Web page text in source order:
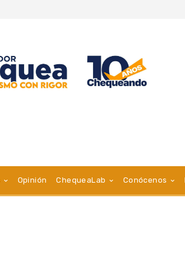
Opinión ChequeaLab Conócenos